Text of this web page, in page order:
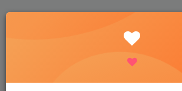
首页 规范图集 标准图集 建筑专业 正文
12G112-1建筑结构设计常用数据图集